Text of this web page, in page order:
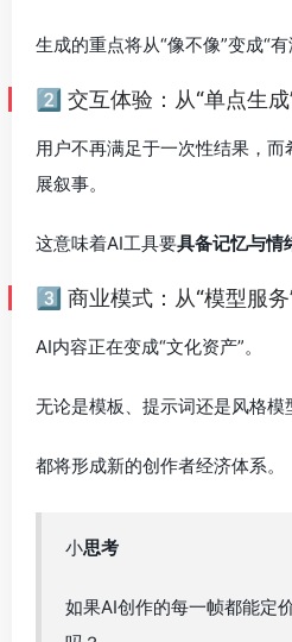
生成的重点将从“像不像”变成“有
2️⃣ 交互体验：从“单点生
用户不再满足于一次性结果，
展叙事。
这意味着AI工具要具备记忆与情
3️⃣ 商业模式：从“模型服
AI内容正在变成“文化资产”。
无论是模板、提示词还是风格模
都将形成新的创作者经济体系。
小思考
如果AI创作的每一帧都能定